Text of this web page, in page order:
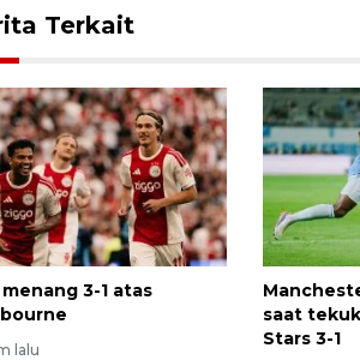
Terkait
3-1 atas
lalu
saat
Stars 3-1